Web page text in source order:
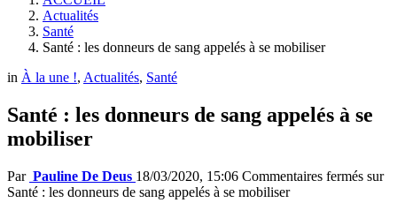
Actualités
Santé
Santé : les donneurs de sang appelés à se mobiliser
in À la une !, Actualités, Santé
Santé : les donneurs de sang appelés à se
mobiliser
Par Pauline De Deus 18/03/2020, 15:06 Commentaires fermés sur
Santé : les donneurs de sang appelés à se mobiliser